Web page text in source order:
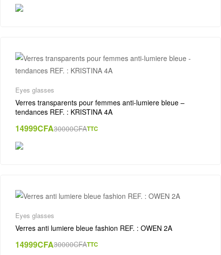
Eyes glasses
Verres transparents pour femmes anti-lumiere bleue –
tendances REF. : KRISTINA 4A
30000CFA
14999CFA TTC
Eyes glasses
Verres anti lumiere bleue fashion REF. : OWEN 2A
30000CFA
14999CFA TTC